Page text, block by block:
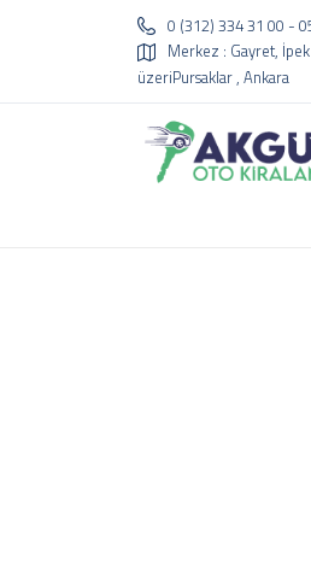
0 (312) 334 31 00 -
Merkez : Gayret,
üzeriPursaklar , Ankara